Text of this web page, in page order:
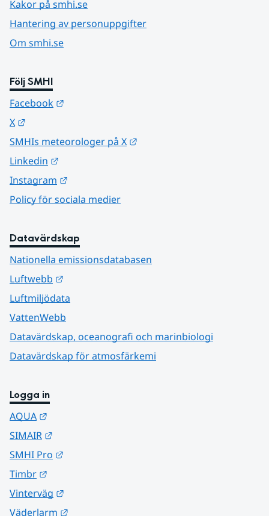
Kakor på smhi.se
Hantering av personuppgifter
Om smhi.se
Följ SMHI
Facebook
X
SMHIs meteorologer på X
Linkedin
Instagram
Policy för sociala medier
Datavärdskap
Nationella emissionsdatabasen
Luftwebb
Luftmiljödata
VattenWebb
Datavärdskap, oceanografi och marinbiologi
Datavärdskap för atmosfärkemi
Logga in
AQUA
SIMAIR
SMHI Pro
Timbr
Vinterväg
Väderlarm